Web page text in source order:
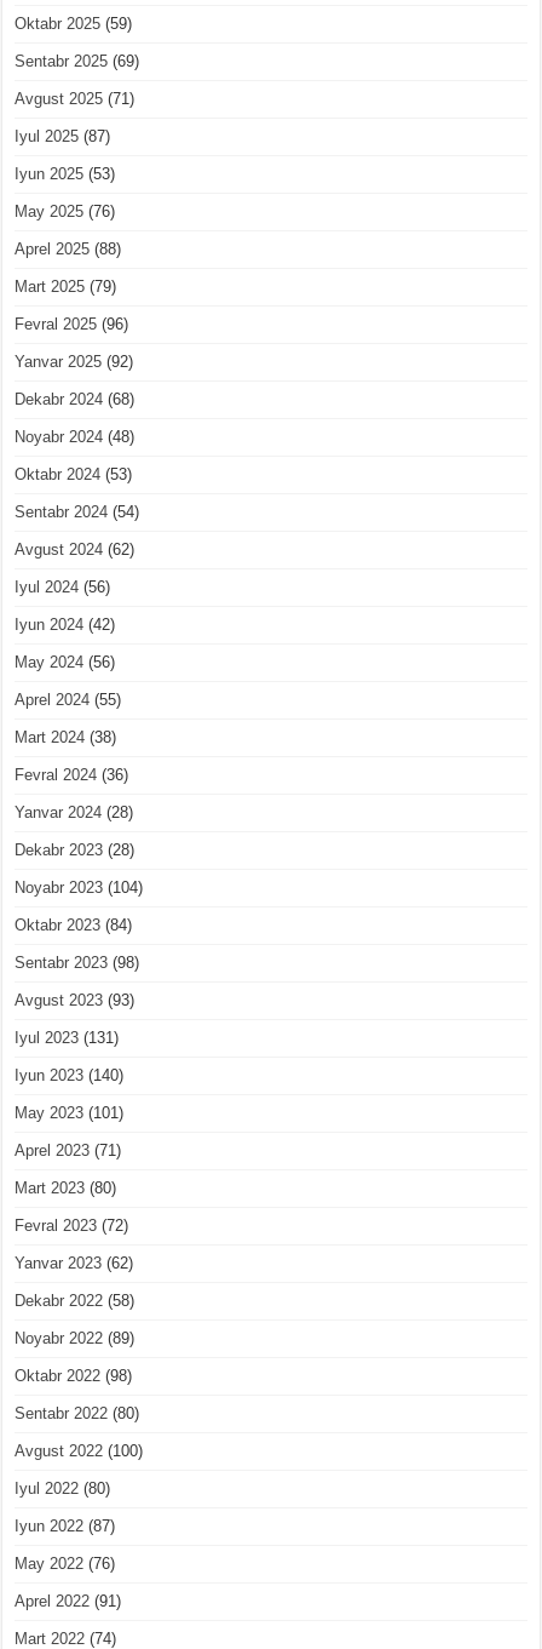
Oktabr 2025 (59)
Sentabr 2025 (69)
Avgust 2025 (71)
Iyul 2025 (87)
Iyun 2025 (53)
May 2025 (76)
Aprel 2025 (88)
Mart 2025 (79)
Fevral 2025 (96)
Yanvar 2025 (92)
Dekabr 2024 (68)
Noyabr 2024 (48)
Oktabr 2024 (53)
Sentabr 2024 (54)
Avgust 2024 (62)
Iyul 2024 (56)
Iyun 2024 (42)
May 2024 (56)
Aprel 2024 (55)
Mart 2024 (38)
Fevral 2024 (36)
Yanvar 2024 (28)
Dekabr 2023 (28)
Noyabr 2023 (104)
Oktabr 2023 (84)
Sentabr 2023 (98)
Avgust 2023 (93)
Iyul 2023 (131)
Iyun 2023 (140)
May 2023 (101)
Aprel 2023 (71)
Mart 2023 (80)
Fevral 2023 (72)
Yanvar 2023 (62)
Dekabr 2022 (58)
Noyabr 2022 (89)
Oktabr 2022 (98)
Sentabr 2022 (80)
Avgust 2022 (100)
Iyul 2022 (80)
Iyun 2022 (87)
May 2022 (76)
Aprel 2022 (91)
Mart 2022 (74)